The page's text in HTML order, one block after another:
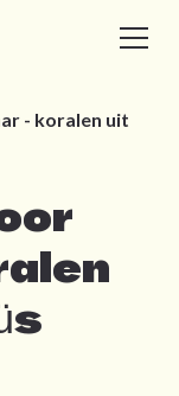
- koralen uit